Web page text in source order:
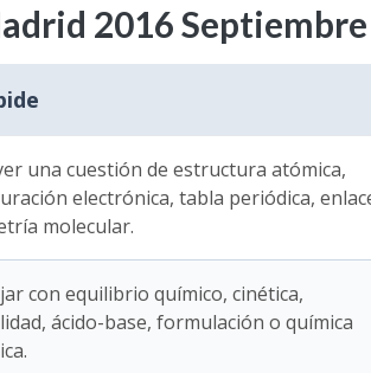
2016
una cuestión de estructura atómica,
electrónica, tabla periódica,
molecular.
con equilibrio químico, cinética,
ácido-base, formulación o química